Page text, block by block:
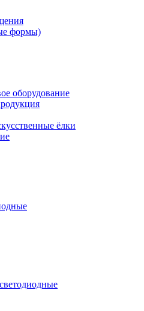
формы)
оборудование
ёлки